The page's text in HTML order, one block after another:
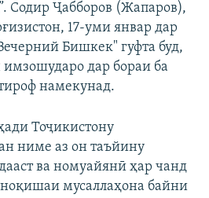
Содир Ҷабборов (Жапаров),
17-уми январ дар
Бишкек" гуфта буд,
дар бораи ба
намекунад.
Тоҷикистону
ниме аз он таъйину
ва номуайянӣ ҳар чанд
мусаллаҳона байни